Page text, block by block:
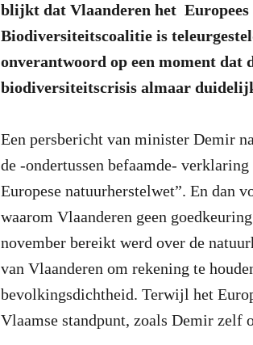
blijkt dat Vlaanderen het Europees
Biodiversiteitscoalitie is
onverantwoord op een moment dat
biodiversiteitscrisis almaar
Een persbericht van minister Demir
de -ondertussen befaamde-
Europese natuurherstelwet”. En dan
waarom Vlaanderen geen
november bereikt werd over de
van Vlaanderen om rekening te
bevolkingsdichtheid. Terwijl het
Vlaamse standpunt, zoals Demir zelf